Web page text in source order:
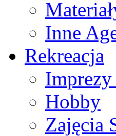
Inne
Rekreacja
Hobby
Zajęcia